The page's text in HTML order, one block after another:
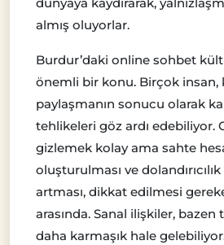
dünyaya kaydırarak,
almış oluyorlar.
Burdur’daki online sohbet
önemli bir konu. Birçok insan,
paylaşmanın sonucu olarak
tehlikeleri göz ardı edebiliyor.
gizlemek kolay ama sahte
oluşturulması ve dolandırıcılık
artması, dikkat edilmesi
arasında. Sanal ilişkiler,
daha karmaşık hale